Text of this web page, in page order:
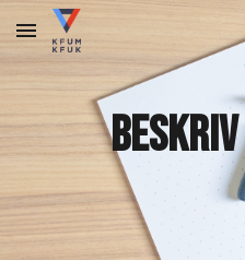
Skip to main content
Beskriv